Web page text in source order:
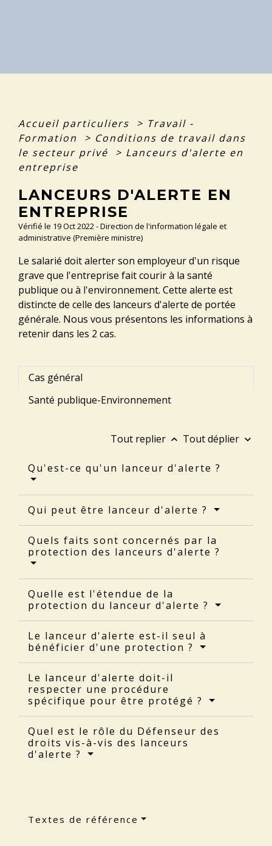
Accueil particuliers > Travail -
Formation
> Conditions de travail dans
le secteur privé
> Lanceurs d'alerte en
entreprise
LANCEURS D'ALERTE EN
ENTREPRISE
Vérifié le 19 Oct 2022 - Direction de l'information légale et
administrative (Première ministre)
Le salarié doit alerter son employeur d'un risque
grave que l'entreprise fait courir à la santé
publique ou à l'environnement. Cette alerte est
distincte de celle des lanceurs d'alerte de portée
générale. Nous vous présentons les informations à
retenir dans les 2 cas.
Cas général
Santé publique-Environnement
Tout replier keyboard_arrow_up Tout déplier keyboard_arrow_down
Qu'est-ce qu'un lanceur d'alerte ?
Qui peut être lanceur d'alerte ?
Quels faits sont concernés par la
protection des lanceurs d'alerte ?
Quelle est l'étendue de la
protection du lanceur d'alerte ?
Le lanceur d'alerte est-il seul à
bénéficier d'une protection ?
Le lanceur d'alerte doit-il
respecter une procédure
spécifique pour être protégé ?
Quel est le rôle du Défenseur des
droits vis-à-vis des lanceurs
d'alerte ?
Textes de référence